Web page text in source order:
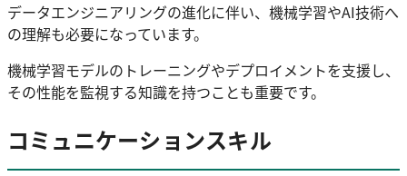
データエンジニアリングの進化に伴い、機械学習やAI技術へ
の理解も必要になっています。
機械学習モデルのトレーニングやデプロイメントを支援し、
その性能を監視する知識を持つことも重要です。
コミュニケーションスキル